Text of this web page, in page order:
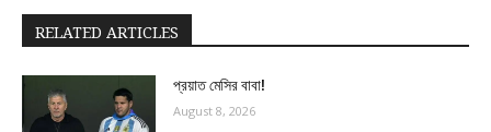
RELATED ARTICLES
প্রয়াত মেসির বাবা!
August 8, 2026